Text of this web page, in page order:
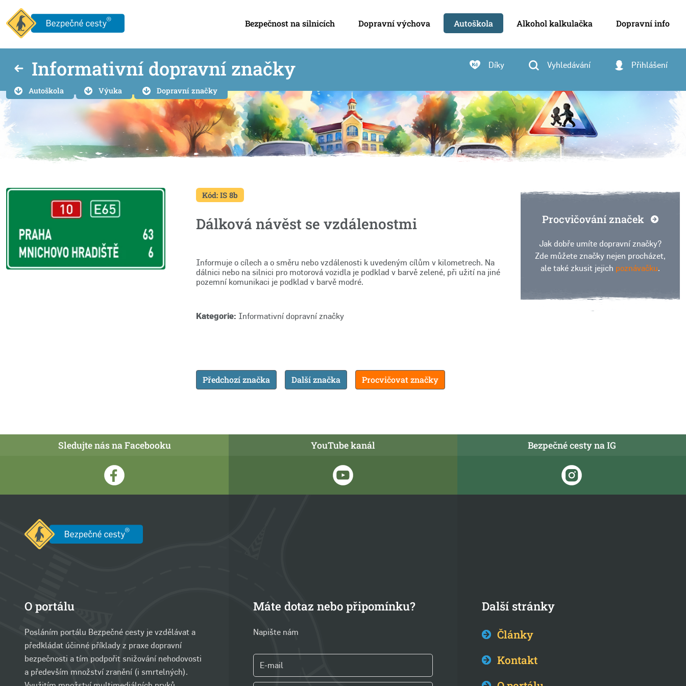
Bezpečnost na silnicích Dopravní výchova Autoškola Alkohol kalkulačka Dopravní info
Informativní dopravní značky Díky Vyhledávání Přihlášení
Autoškola Výuka Dopravní značky
Kód: IS 8b
Dálková návěst se vzdálenostmi
Informuje o cílech a o směru nebo vzdálenosti k uvedeným cílům v kilometrech. Na
dálnici nebo na silnici pro motorová vozidla je podklad v barvě zelené, při užití na jiné
pozemní komunikaci je podklad v barvě modré.
Kategorie: Informativní dopravní značky
Předchozí značka Další značka Procvičovat značky
Procvičování značek
Jak dobře umíte dopravní značky?
Zde můžete značky nejen procházet,
ale také zkusit jejich poznávačku.
Sledujte nás na Facebooku YouTube kanál Bezpečné cesty na IG
O portálu
Posláním portálu Bezpečné cesty je vzdělávat a
předkládat účinné příklady z praxe dopravní
bezpečnosti a tím podpořit snižování nehodovosti
a především množství zranění (i smrtelných).
Máte dotaz nebo připomínku?
Napište nám
Další stránky
Články
Kontakt